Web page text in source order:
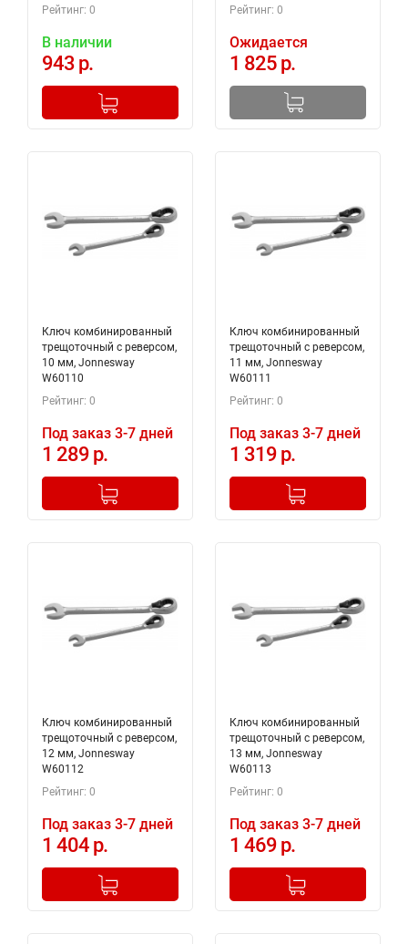
Рейтинг: 0
В наличии
943 р.
+
Добавлено в корзину
Рейтинг: 0
Ожидается
1 825 р.
Ключ комбинированный
трещоточный с реверсом,
10 мм, Jonnesway
W60110
Рейтинг: 0
Под заказ 3-7 дней
1 289 р.
+
Добавлено в корзину
Ключ комбинированный
трещоточный с реверсом,
11 мм, Jonnesway
W60111
Рейтинг: 0
Под заказ 3-7 дней
1 319 р.
+
Добавлено в корзину
Ключ комбинированный
трещоточный с реверсом,
12 мм, Jonnesway
W60112
Рейтинг: 0
Под заказ 3-7 дней
1 404 р.
+
Добавлено в корзину
Ключ комбинированный
трещоточный с реверсом,
13 мм, Jonnesway
W60113
Рейтинг: 0
Под заказ 3-7 дней
1 469 р.
+
Добавлено в корзину